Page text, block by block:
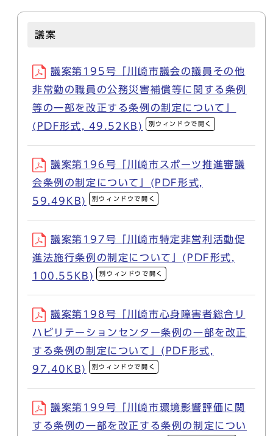
議案
議案第195号「川崎市議会の議員その他
非常勤の職員の公務災害補償等に関する条例
等の一部を改正する条例の制定について」
(PDF形式, 49.52KB)
別ウィンドウで開く
議案第196号「川崎市スポーツ推進審議
会条例の制定について」(PDF形式,
59.49KB)
別ウィンドウで開く
議案第197号「川崎市特定非営利活動促
進法施行条例の制定について」(PDF形式,
100.55KB)
別ウィンドウで開く
議案第198号「川崎市心身障害者総合リ
ハビリテーションセンター条例の一部を改正
する条例の制定について」(PDF形式,
97.40KB)
別ウィンドウで開く
議案第199号「川崎市環境影響評価に関
する条例の一部を改正する条例の制定につい